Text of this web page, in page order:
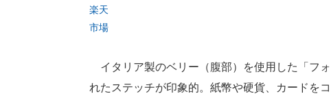
楽天
市場
イタリア製のベリー（腹部）を使用した「フ
れたステッチが印象的。紙幣や硬貨、カードを